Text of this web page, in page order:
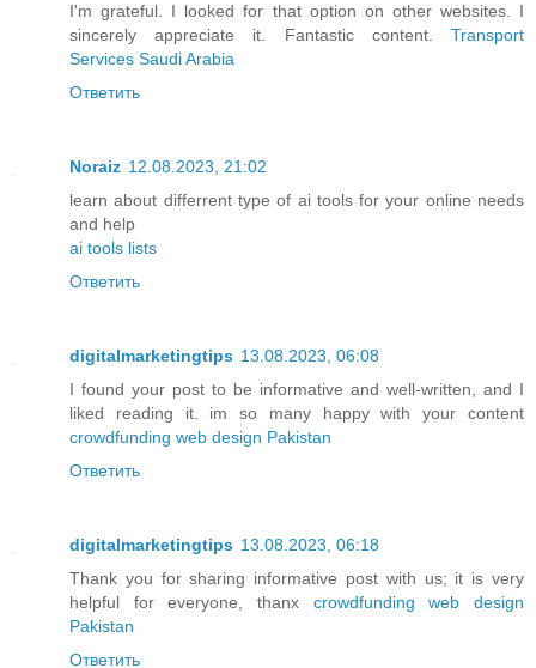
I'm grateful. I looked for that option on other websites. I
sincerely appreciate it. Fantastic content. Transport
Services Saudi Arabia
Ответить
Noraiz 12.08.2023, 21:02
learn about differrent type of ai tools for your online needs
and help
ai tools lists
Ответить
digitalmarketingtips 13.08.2023, 06:08
I found your post to be informative and well-written, and I
liked reading it. im so many happy with your content
crowdfunding web design Pakistan
Ответить
digitalmarketingtips 13.08.2023, 06:18
Thank you for sharing informative post with us; it is very
helpful for everyone, thanx crowdfunding web design
Pakistan
Ответить